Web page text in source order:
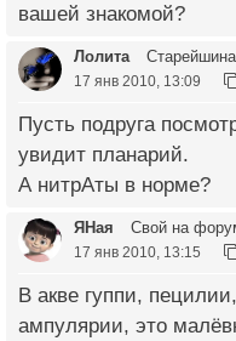
вашей знакомой?
Лолита Старейшина
17 янв 2010, 13:09
Пусть подруга
увидит планарий.
А нитрАты в норме?
ЯНая Свой на
17 янв 2010, 13:15
В акве гуппи,
ампулярии, это